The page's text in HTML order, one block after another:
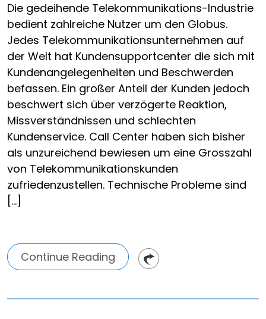
Die gedeihende Telekommunikations-Industrie
bedient zahlreiche Nutzer um den Globus.
Jedes Telekommunikationsunternehmen auf
der Welt hat Kundensupportcenter die sich mit
Kundenangelegenheiten und Beschwerden
befassen. Ein großer Anteil der Kunden jedoch
beschwert sich über verzögerte Reaktion,
Missverständnissen und schlechten
Kundenservice. Call Center haben sich bisher
als unzureichend bewiesen um eine Grosszahl
von Telekommunikationskunden
zufriedenzustellen. Technische Probleme sind
[…]
Continue Reading